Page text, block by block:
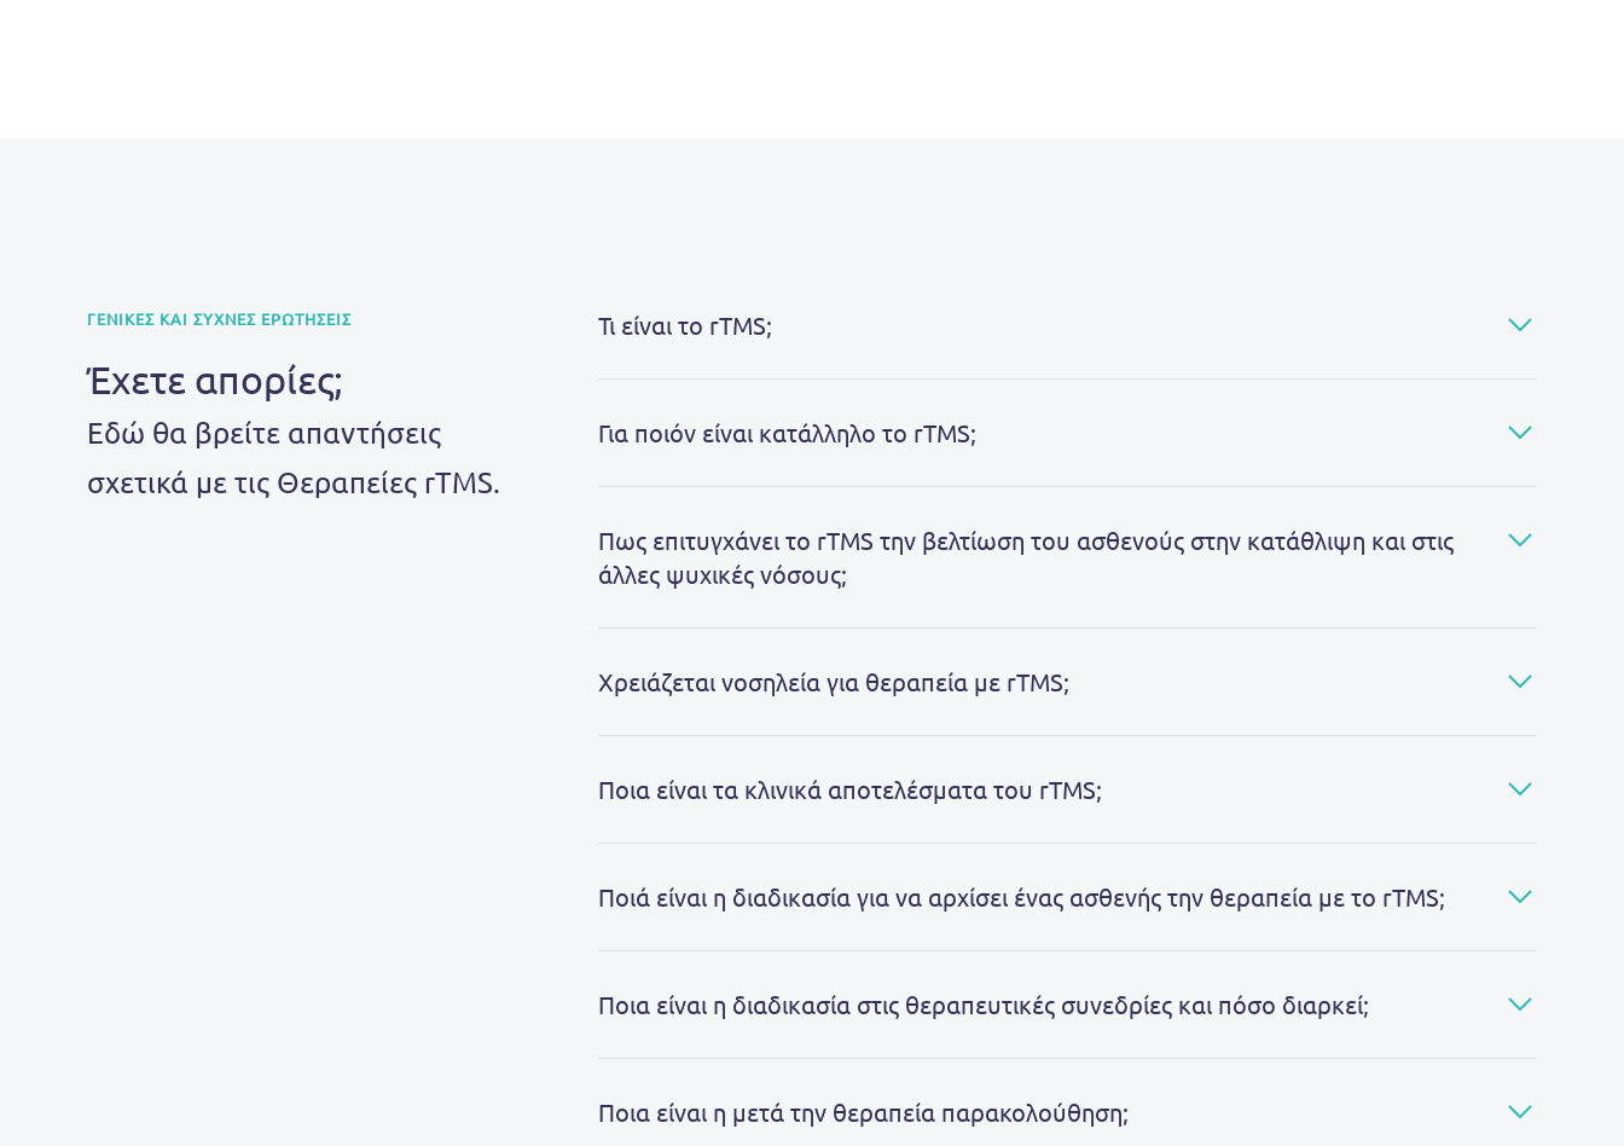
ΓΕΝΙΚΕΣ ΚΑΙ ΣΥΧΝΕΣ ΕΡΩΤΗΣΕΙΣ
Έχετε απορίες;
Εδώ θα βρείτε απαντήσεις
σχετικά με τις Θεραπείες rTMS.
Τι είναι το rTMS;
Για ποιόν είναι κατάλληλο το rTMS;
Πως επιτυγχάνει το rTMS την βελτίωση του ασθενούς στην κατάθλιψη και στις
άλλες ψυχικές νόσους;
Χρειάζεται νοσηλεία για θεραπεία με rTMS;
Ποια είναι τα κλινικά αποτελέσματα του rTMS;
Ποιά είναι η διαδικασία για να αρχίσει ένας ασθενής την θεραπεία με το rTMS;
Ποια είναι η διαδικασία στις θεραπευτικές συνεδρίες και πόσο διαρκεί;
Ποια είναι η μετά την θεραπεία παρακολούθηση;